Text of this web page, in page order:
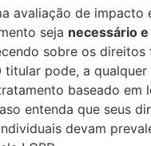
avaliação de impacto
seja necessário
sobre os direitos
titular pode, a qualquer
baseado em
entenda que seus
devam